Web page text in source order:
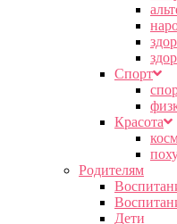
Спорт
Красота
Родителям
Дети